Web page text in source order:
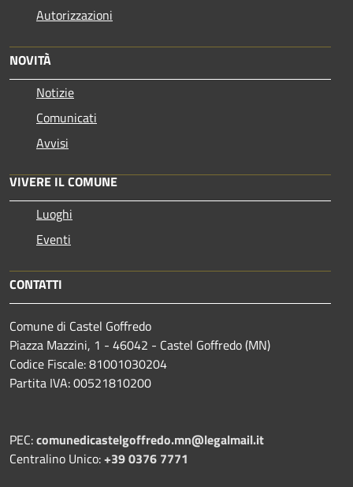
Autorizzazioni
NOVITÀ
Notizie
Comunicati
Avvisi
VIVERE IL COMUNE
Luoghi
Eventi
CONTATTI
Comune di Castel Goffredo
Piazza Mazzini, 1 - 46042 - Castel Goffredo (MN)
Codice Fiscale: 81001030204
Partita IVA: 00521810200
PEC:comunedicastelgoffredo.mn@legalmail.it
Centralino Unico:+39 0376 7771